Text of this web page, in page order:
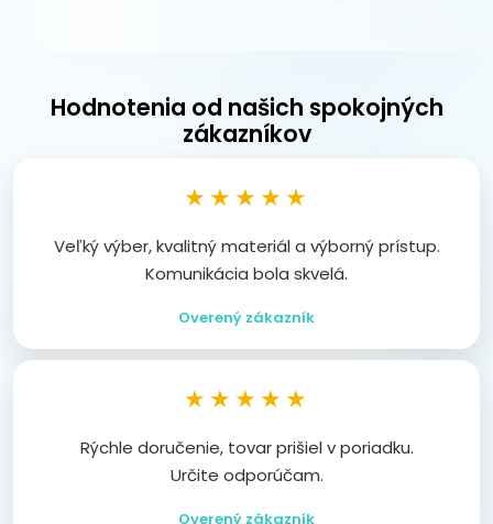
Hodnotenia od našich spokojných
zákazníkov
★★★★★
Veľký výber, kvalitný materiál a výborný prístup.
Komunikácia bola skvelá.
Overený zákazník
★★★★★
Rýchle doručenie, tovar prišiel v poriadku.
Určite odporúčam.
Overený zákazník